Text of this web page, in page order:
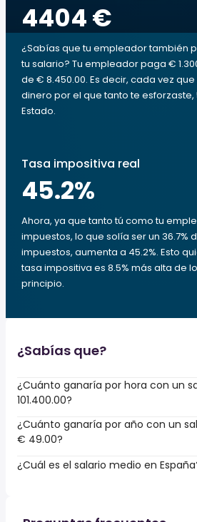
4404 €
¿Sabías que tu empleador también
tu salario? Tu empleador paga €
de € 8.450.00. Es decir, cada vez
dinero por el que tanto te esforzaste,
Estado.
Tasa impositiva real
45.2%
Ahora, ya que tanto tú como tu
impuestos, lo que solía ser un 36.7%
impuestos, aumenta a 45.2%. Esto
tasa impositiva es 8.5% más alta de
principio.
¿Sabías que?
¿Cuánto ganaría por hora con un
101.400.00?
¿Cuánto ganaría por año con un
€ 49.00?
¿Cuál es el salario medio en